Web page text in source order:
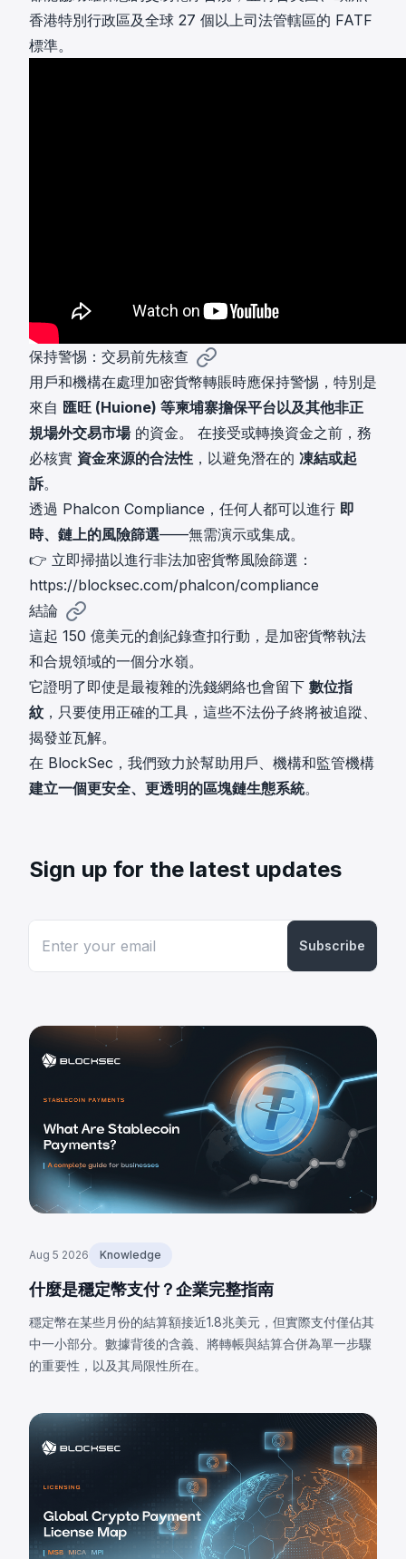
香港特別行政區及全球 27 個以上司法管轄區的 FATF
標準。
保持警惕：交易前先核查
用戶和機構在處理加密貨幣轉賬時應保持警惕，特別是
來自 匯旺 (Huione) 等柬埔寨擔保平台以及其他非正
規場外交易市場的資金。 在接受或轉換資金之前，務
必核實 資金來源的合法性 ，以避免潛在的 凍結或起
訴。
透過 Phalcon Compliance，任何人都可以進行 即
時、鏈上的風險篩選——無需演示或集成。
👉 立即掃描以進行非法加密貨幣風險篩選：
https://blocksec.com/phalcon/compliance
結論
這起 150 億美元的創紀錄查扣行動，是加密貨幣執法
和合規領域的一個分水嶺。
它證明了即使是最複雜的洗錢網絡也會留下 數位指
紋 ，只要使用正確的工具，這些不法份子終將被追蹤、
揭發並瓦解。
在 BlockSec，我們致力於幫助用戶、機構和監管機構
建立一個更安全、更透明的區塊鏈生態系統。
Sign up for the latest updates
Subscribe
Aug 5 2026 Knowledge
什麼是穩定幣支付？企業完整指南
穩定幣在某些月份的結算額接近1.8兆美元，但實際支付僅佔其
中一小部分。數據背後的含義、將轉帳與結算合併為單一步驟
的重要性，以及其局限性所在。